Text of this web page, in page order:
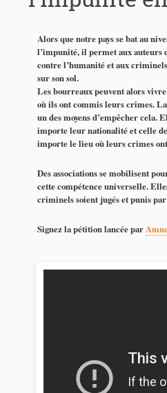
Alors que notre pays se bat au
l’impunité, il permet aux auteurs
contre l’humanité et aux
sur son sol.
Les bourreaux peuvent alors
où ils ont commis leurs crimes. La
un des moyens d’empêcher cela.
importe leur nationalité et celle
importe le lieu où leurs crimes
Des associations se mobilisent
cette compétence universelle.
criminels soient jugés et punis
Signez la pétition lancée par